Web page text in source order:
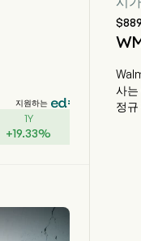
지원하는
1Y
+19.33%
사는
정